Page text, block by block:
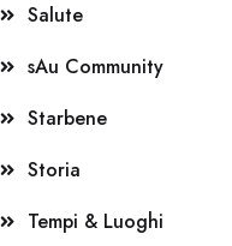
Salute
sAu Community
Starbene
Storia
Tempi & Luoghi